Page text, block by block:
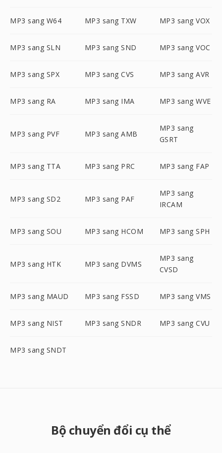
MP3 sang W64 MP3 sang TXW MP3 sang VOX
MP3 sang SLN MP3 sang SND MP3 sang VOC
MP3 sang SPX MP3 sang CVS MP3 sang AVR
MP3 sang RA MP3 sang IMA MP3 sang WVE
MP3 sang PVF MP3 sang AMB
MP3 sang
GSRT
MP3 sang TTA MP3 sang PRC MP3 sang FAP
MP3 sang SD2 MP3 sang PAF
MP3 sang
IRCAM
MP3 sang SOU MP3 sang HCOM MP3 sang SPH
MP3 sang HTK MP3 sang DVMS
MP3 sang
CVSD
MP3 sang MAUD MP3 sang FSSD MP3 sang VMS
MP3 sang NIST MP3 sang SNDR MP3 sang CVU
MP3 sang SNDT
Bộ chuyển đổi cụ thể